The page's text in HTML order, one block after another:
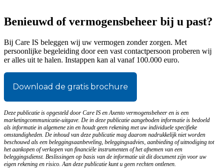
Benieuwd of vermogensbeheer bij u past?
Bij Care IS beleggen wij uw vermogen zonder zorgen. Met
persoonlijke begeleiding door een vast contactpersoon proberen wij
er alles uit te halen. Instappen kan al vanaf 100.000 euro.
Download de gratis brochure
Deze publicatie is opgesteld door Care IS en Axento vermogensbeheer en is een
marketingcommunicatie-uitgave. De in deze publicatie aangeboden informatie is bedoeld
als informatie in algemene zin en houdt geen rekening met uw individuele specifieke
omstandigheden. De inhoud van deze publicatie mag daarom nadrukkelijk niet worden
beschouwd als een beleggingsaanbeveling, beleggingsadvies, aanbieding of uitnodiging tot
het aankopen of verkopen van financiële instrumenten of het afnemen van een
beleggingsdienst. Beslissingen op basis van de informatie uit dit document zijn voor uw
eigen rekening en risico. Aan deze publicatie kunt u geen rechten ontlenen.